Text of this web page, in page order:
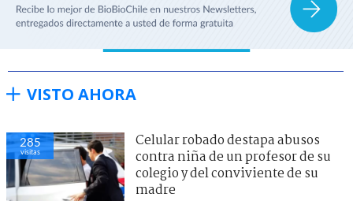
VISTO AHORA
285
visitas
Celular robado destapa abusos
contra niña de un profesor de su
colegio y del conviviente de su
madre